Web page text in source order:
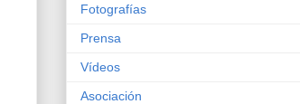
Fotografías
Prensa
Vídeos
Asociación